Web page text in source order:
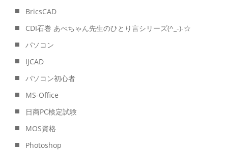
BricsCAD
CDI石巻 あべちゃん先生のひとり言シリーズ(^_-)-☆
パソコン
IJCAD
パソコン初心者
MS-Office
日商PC検定試験
MOS資格
Photoshop